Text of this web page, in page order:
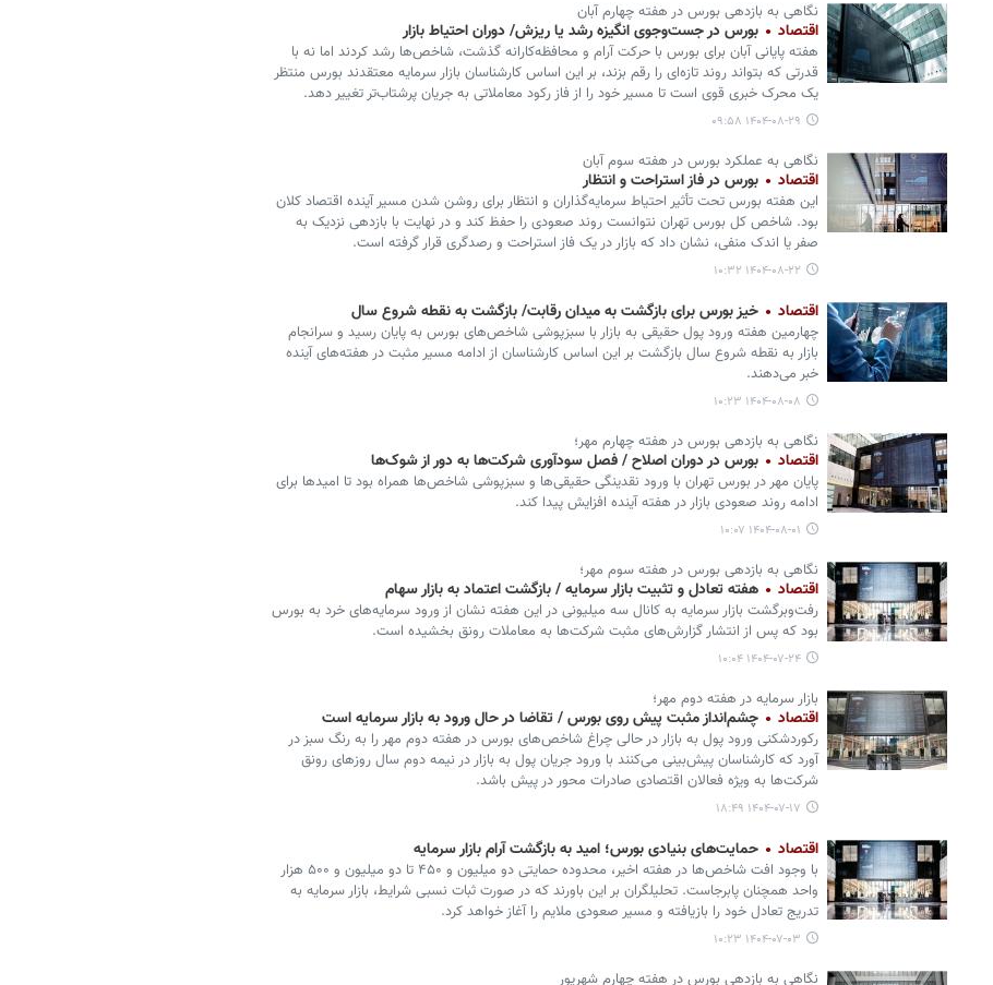
نگاهی به بازدهی بورس در هفته چهارم آبان
اقتصاد بورس در جست‌وجوی انگیزه رشد یا ریزش/ دوران احتیاط بازار
هفته پایانی آبان برای بورس با حرکت آرام و محافظه‌کارانه گذشت، شاخص‌ها رشد کردند اما نه با
قدرتی که بتواند روند تازه‌ای را رقم بزند، بر این اساس کارشناسان بازار سرمایه معتقدند بورس منتظر
یک محرک خبری قوی است تا مسیر خود را از فاز رکود معاملاتی به جریان پرشتاب‌تر تغییر دهد.
۱۴۰۴-۰۸-۲۹ ۰۹:۵۸
نگاهی به عملکرد بورس در هفته سوم آبان
اقتصاد بورس در فاز استراحت و انتظار
این هفته بورس تحت تأثیر احتیاط سرمایه‌گذاران و انتظار برای روشن شدن مسیر آینده اقتصاد کلان
بود. شاخص کل بورس تهران نتوانست روند صعودی را حفظ کند و در نهایت با بازدهی نزدیک به
صفر یا اندک منفی، نشان داد که بازار در یک فاز استراحت و رصدگری قرار گرفته است.
۱۴۰۴-۰۸-۲۲ ۱۰:۳۲
اقتصاد خیز بورس برای بازگشت به میدان رقابت/ بازگشت به نقطه شروع سال
چهارمین هفته ورود پول حقیقی به بازار با سبزپوشی شاخص‌های بورس به پایان رسید و سرانجام
بازار به نقطه شروع سال بازگشت بر این اساس کارشناسان از ادامه مسیر مثبت در هفته‌های آینده
خبر می‌دهند.
۱۴۰۴-۰۸-۰۸ ۱۰:۲۳
نگاهی به بازدهی بورس در هفته چهارم مهر؛
اقتصاد بورس در دوران اصلاح / فصل سودآوری شرکت‌ها به دور از شوک‌ها
پایان مهر در بورس تهران با ورود نقدینگی حقیقی‌ها و سبزپوشی شاخص‌ها همراه بود تا امیدها برای
ادامه روند صعودی بازار در هفته آینده افزایش پیدا کند.
۱۴۰۴-۰۸-۰۱ ۱۰:۰۷
نگاهی به بازدهی بورس در هفته سوم مهر؛
اقتصاد هفته تعادل و تثبیت بازار سرمایه / بازگشت اعتماد به بازار سهام
رفت‌وبرگشت بازار سرمایه به کانال سه میلیونی در این هفته نشان از ورود سرمایه‌های خرد به بورس
بود که پس از انتشار گزارش‌های مثبت شرکت‌ها به معاملات رونق بخشیده است.
۱۴۰۴-۰۷-۲۴ ۱۰:۰۴
بازار سرمایه در هفته دوم مهر؛
اقتصاد چشم‌انداز مثبت پیش روی بورس / تقاضا در حال ورود به بازار سرمایه است
رکوردشکنی ورود پول به بازار در حالی چراغ شاخص‌های بورس در هفته دوم مهر را به رنگ سبز در
آورد که کارشناسان پیش‌بینی می‌کنند با ورود جریان پول به بازار در نیمه دوم سال روزهای رونق
شرکت‌ها به ویژه فعالان اقتصادی صادرات محور در پیش باشد.
۱۴۰۴-۰۷-۱۷ ۱۸:۴۹
اقتصاد حمایت‌های بنیادی بورس؛ امید به بازگشت آرام بازار سرمایه
با وجود افت شاخص‌ها در هفته اخیر، محدوده حمایتی دو میلیون و ۴۵۰ تا دو میلیون و ۵۰۰ هزار
واحد همچنان پابرجاست. تحلیلگران بر این باورند که در صورت ثبات نسبی شرایط، بازار سرمایه به
تدریج تعادل خود را بازیافته و مسیر صعودی ملایم را آغاز خواهد کرد.
۱۴۰۴-۰۷-۰۳ ۱۰:۲۳
نگاهی به بازدهی بورس در هفته چهارم شهریور